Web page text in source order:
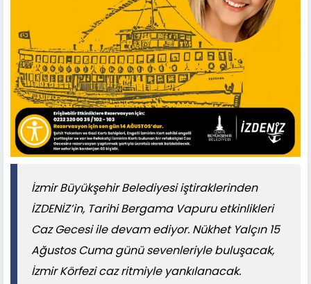
İzmir Büyükşehir Belediyesi iştiraklerinden
İZDENİZ’in, Tarihi Bergama Vapuru etkinlikleri
Caz Gecesi ile devam ediyor. Nükhet Yalçın 15
Ağustos Cuma günü sevenleriyle buluşacak,
İzmir Körfezi caz ritmiyle yankılanacak.